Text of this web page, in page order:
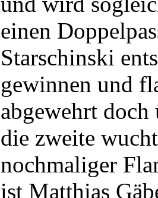
einen
Starschinski
gewinnen und
abgewehrt
die zweite
nochmaliger
ist Matthias